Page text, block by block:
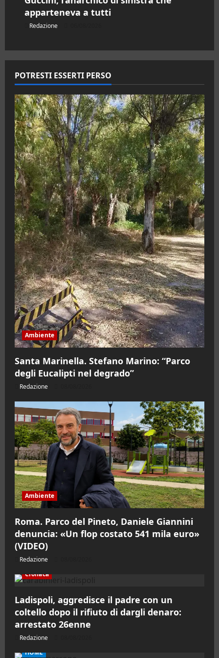
apparteneva a tutti
Redazione
POTRESTI ESSERTI PERSO
Ambiente
Santa Marinella. Stefano Marino: “Parco
degli Eucalipti nel degrado”
Redazione
Ambiente
Roma. Parco del Pineto, Daniele Giannini
denuncia: «Un flop costato 541 mila euro»
(VIDEO)
Redazione
Cronaca
Ladispoli, aggredisce il padre con un
coltello dopo il rifiuto di dargli denaro:
arrestato 26enne
Redazione
HOME